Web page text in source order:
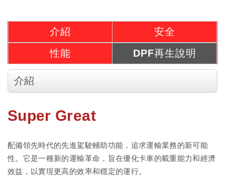
介紹
安全
性能
DPF再生說明
介紹
Super Great
配備領先時代的先進駕駛輔助功能，追求運輸業務的新可能
性。它是一種新的運輸革命，旨在優化卡車的載重能力和經濟
效益，以實現更高的效率和穩定的運行。